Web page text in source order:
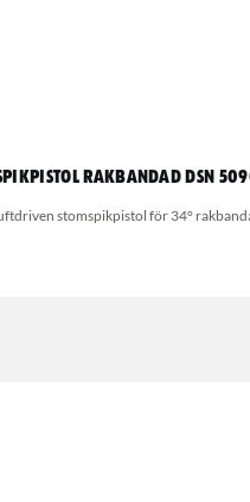
rakbandad DSN
stomspikpistol för 34°